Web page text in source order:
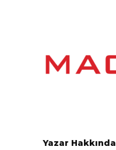
Yazar Hakkında